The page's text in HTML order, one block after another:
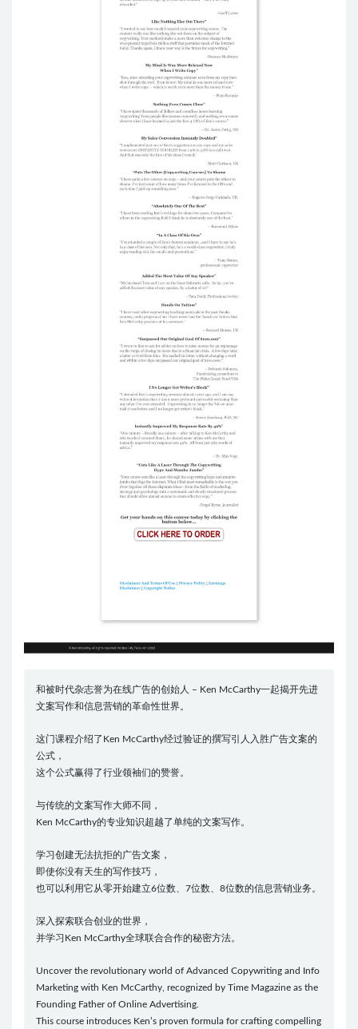
和被时代杂志誉为在线广告的创始人 – Ken McCarthy一起揭开先进
文案写作和信息营销的革命性世界。
这门课程介绍了Ken McCarthy经过验证的撰写引人入胜广告文案的
公式，
这个公式赢得了行业领袖们的赞誉。
与传统的文案写作大师不同，
Ken McCarthy的专业知识超越了单纯的文案写作。
学习创建无法抗拒的广告文案，
即使你没有天生的写作技巧，
也可以利用它从零开始建立6位数、7位数、8位数的信息营销业务。
深入探索联合创业的世界，
并学习Ken McCarthy全球联合合作的秘密方法。
Uncover the revolutionary world of Advanced Copywriting and Info
Marketing with Ken McCarthy, recognized by Time Magazine as the
Founding Father of Online Advertising.
This course introduces Ken’s proven formula for crafting compelling